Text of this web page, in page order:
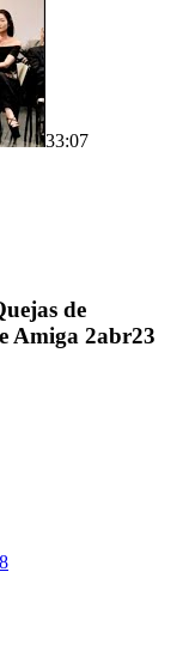
33:07
de
Amiga 2abr23